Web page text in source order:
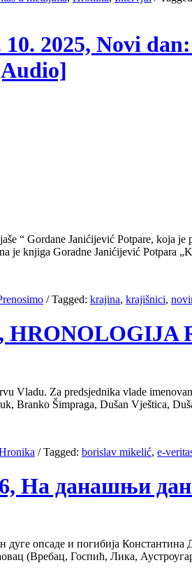
10. 2025, Novi
“ Gordane Janićijević Potpare, koja
je knjiga Goradne Janićijević Potpara
/Tagged: krajina, krajišnici,
HRONOLOGIJA
Vladu. Za predsjednika vlade
Branko Šimpraga, Dušan Vještica,
/Tagged: borislav mikelić, e-
На данашњи дан
дуге опсаде и погибија
(Вребац, Госпић, Лика,